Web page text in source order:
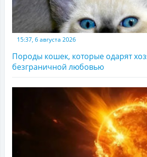
15:37, 6 августа 2026
Породы кошек, которые одарят
безграничной любовью